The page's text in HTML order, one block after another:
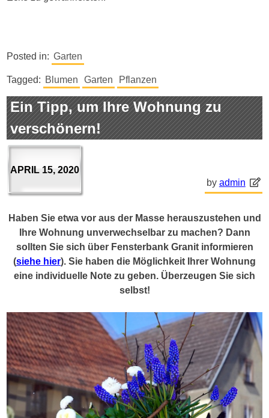
Posted in: Garten
Tagged: Blumen Garten Pflanzen
Ein Tipp, um Ihre Wohnung zu
verschönern!
APRIL 15, 2020
by admin
Haben Sie etwa vor aus der Masse herauszustehen und
Ihre Wohnung unverwechselbar zu machen? Dann
sollten Sie sich über Fensterbank Granit informieren
(siehe hier). Sie haben die Möglichkeit Ihrer Wohnung
eine individuelle Note zu geben. Überzeugen Sie sich
selbst!